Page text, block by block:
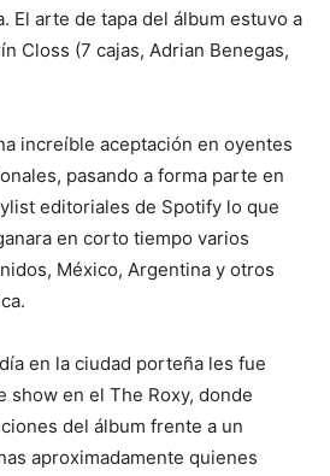
El arte de tapa del álbum estuvo a
Closs (7 cajas, Adrian Benegas,
increíble aceptación en oyentes
pasando a forma parte en
editoriales de Spotify lo que
en corto tiempo varios
México, Argentina y otros
en la ciudad porteña les fue
show en el The Roxy, donde
del álbum frente a un
aproximadamente quienes